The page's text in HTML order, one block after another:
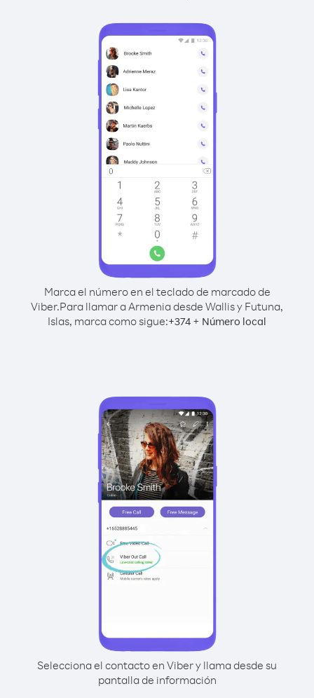
Marca el número en el teclado de marcado de
Viber.Para llamar a Armenia desde Wallis y Futuna,
Islas, marca como sigue:+374 + Número local
Selecciona el contacto en Viber y llama desde su
pantalla de información